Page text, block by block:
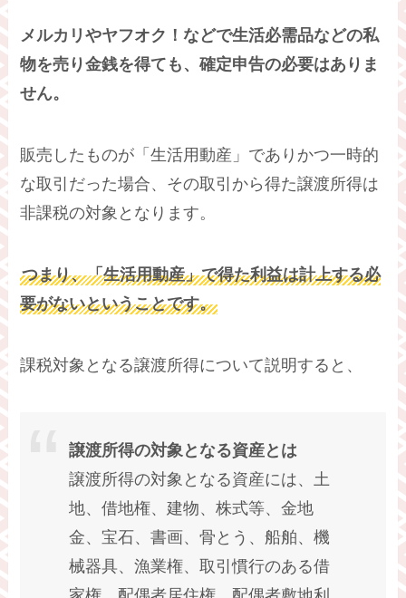
メルカリやヤフオク！などで生活必需品などの私
物を売り金銭を得ても、確定申告の必要はありま
せん。
販売したものが「生活用動産」でありかつ一時的
な取引だった場合、その取引から得た譲渡所得は
非課税の対象となります。
つまり、「生活用動産」で得た利益は計上する必
要がないということです。
課税対象となる譲渡所得について説明すると、
譲渡所得の対象となる資産とは
譲渡所得の対象となる資産には、土
地、借地権、建物、株式等、金地
金、宝石、書画、骨とう、船舶、機
械器具、漁業権、取引慣行のある借